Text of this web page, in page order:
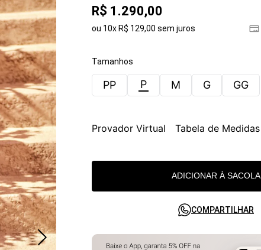
R$ 1 .290,00
ou 10x R$ 129,00 sem juros
Tamanhos
PP P M G GG
Provador Virtual Tabela de Medidas
ADICIONAR À SACOLA
COMPARTILHAR